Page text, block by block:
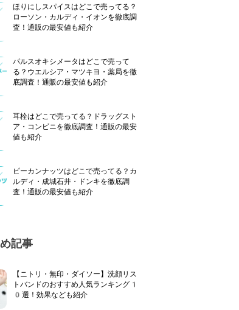
ほりにしスパイスはどこで売ってる？
ローソン・カルディ・イオンを徹底調
査！通販の最安値も紹介
パルスオキシメータはどこで売って
る？ウエルシア・マツキヨ・薬局を徹
底調査！通販の最安値も紹介
耳栓はどこで売ってる？ドラッグスト
ア・コンビニを徹底調査！通販の最安
値も紹介
ピーカンナッツはどこで売ってる？カ
ルディ・成城石井・ドンキを徹底調
査！通販の最安値も紹介
記事
【ニトリ・無印・ダイソー】洗顔リス
トバンドのおすすめ人気ランキング1
0選！効果なども紹介